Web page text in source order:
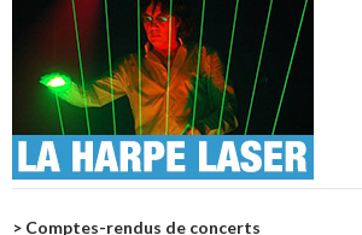
> Comptes-rendus de concerts